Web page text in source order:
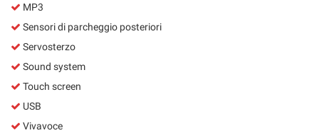
MP3
Sensori di parcheggio posteriori
Servosterzo
Sound system
Touch screen
USB
Vivavoce